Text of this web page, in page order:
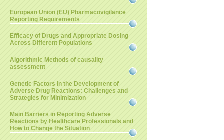
European Union (EU) Pharmacovigilance
Reporting Requirements
Efficacy of Drugs and Appropriate Dosing
Across Different Populations
Algorithmic Methods of causality
assessment
Genetic Factors in the Development of
Adverse Drug Reactions: Challenges and
Strategies for Minimization
Main Barriers in Reporting Adverse
Reactions by Healthcare Professionals and
How to Change the Situation